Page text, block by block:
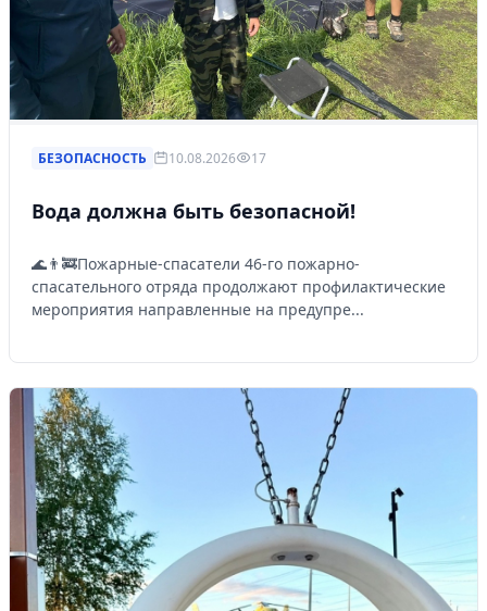
БЕЗОПАСНОСТЬ 10.08.2026 17
Вода должна быть безопасной!
🌊👨‍🚒Пожарные-спасатели 46-го пожарно-
спасательного отряда продолжают профилактические
мероприятия направленные на предупре...